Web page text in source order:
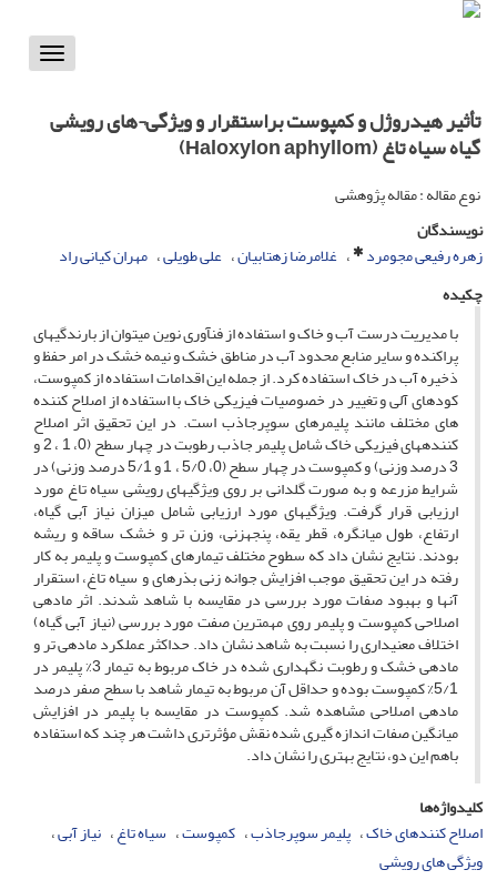
Toggle
تأثیر هیدروژل و کمپوست براستقرار و ویژگی¬های رویشی
گیاه سیاه تاغ (Haloxylon aphyllom)
نوع مقاله : مقاله پژوهشی
نویسندگان
زهره رفیعی مجومرد
غلامرضا زهتابیان علی طویلی مهران کیانی راد
چکیده
با مدیریت درست آب و خاک و استفاده از فن­آوری نوین می­توان از بارندگی­های
پراکنده و سایر منابع محدود آب در مناطق خشک و نیمه خشک در امر حفظ و
ذخیره آب در خاک استفاده کرد. از جمله این اقدامات استفاده از کمپوست،
کودهای آلی و تغییر در خصوصیات فیزیکی خاک با استفاده از اصلاح کننده
های مختلف مانند پلیمرهای سوپرجاذب است. در این تحقیق اثر اصلاح
کننده­های فیزیکی خاک شامل پلیمر جاذب رطوبت در چهار سطح (0، 1 ، 2 و
3 درصد وزنی) و کمپوست در چهار سطح (0، 5/0 ، 1 و 5/1 درصد وزنی) در
شرایط مزرعه و به صورت گلدانی بر روی ویژگی­های رویشی سیاه تاغ مورد
ارزیابی قرار گرفت. ویژگی­های مورد ارزیابی شامل میزان نیاز آبی گیاه،
ارتفاع، طول میان­گره، قطر یقه، پنجه­زنی، وزن تر و خشک ساقه و ریشه
بودند. نتایج نشان داد که سطوح مختلف تیمارهای کمپوست و پلیمر به کار
رفته در این تحقیق موجب افزایش جوانه زنی بذرهای و سیاه تاغ، استقرار
آن­ها و بهبود صفات مورد بررسی در مقایسه با شاهد شدند. اثر ماده­ی
اصلاحی کمپوست و پلیمر روی مهمترین صفت مورد بررسی (نیاز آبی گیاه)
اختلاف معنی­داری را نسبت به شاهد نشان داد. حداکثر عملکرد ماده­ی تر و
ماده­ی خشک و رطوبت نگهداری شده در خاک مربوط به تیمار 3% پلیمر در
5/1% کمپوست بوده و حداقل آن مربوط به تیمار شاهد با سطح صفر درصد
ماده­ی اصلاحی مشاهده شد. کمپوست در مقایسه با پلیمر در افزایش
میانگین صفات اندازه گیری شده نقش مؤثرتری داشت هر چند که استفاده
باهم این دو، نتایج بهتری را نشان داد.
کلیدواژه‌ها
اصلاح کنندهای خاک پلیمر سوپرجاذب کمپوست سیاه تاغ نیاز آبی
ویژگی های رویشی